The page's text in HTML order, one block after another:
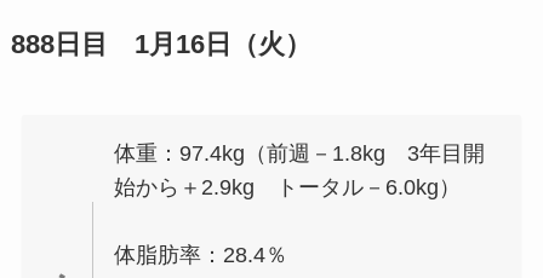
888日目 1月16日（火）
体重：97.4kg（前週－1.8kg 3年目開
始から＋2.9kg トータル－6.0kg）
体脂肪率：28.4％